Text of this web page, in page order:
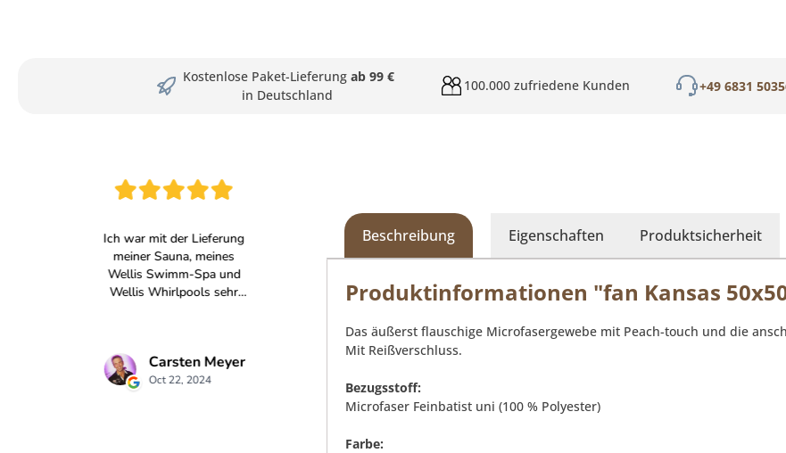
Kostenlose Paket-Lieferung ab 99 €
in Deutschland
100.000 zufriedene Kunden +49 6831
Beschreibung Eigenschaften Produktsicherheit
Produktinformationen "fan Kansas
Das äußerst flauschige Microfasergewebe mit Peach-touch und die
Mit Reißverschluss.
Bezugsstoff:
Microfaser Feinbatist uni (100 % Polyester)
Farbe: